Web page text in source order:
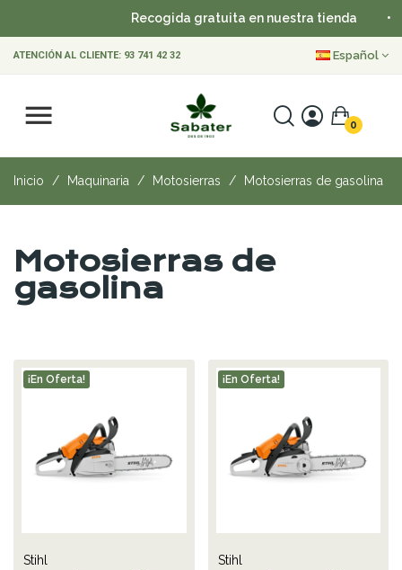
Recogida gratuita en nuestra tienda
ATENCIÓN AL CLIENTE: 93 741 42 32 Español
0
Inicio Maquinaria Motosierras Motosierras de gasolina
Motosierras de
gasolina
¡En Oferta!
Stihl
¡En Oferta!
Stihl